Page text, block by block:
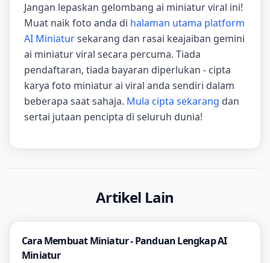
Jangan lepaskan gelombang ai miniatur viral ini!
Muat naik foto anda di halaman utama platform
AI Miniatursekarang dan rasai keajaiban gemini
ai miniatur viral secara percuma. Tiada
pendaftaran, tiada bayaran diperlukan - cipta
karya foto miniatur ai viral anda sendiri dalam
beberapa saat sahaja. Mula cipta sekarang dan
sertai jutaan pencipta di seluruh dunia!
Artikel Lain
Cara Membuat Miniatur - Panduan Lengkap AI
Miniatur